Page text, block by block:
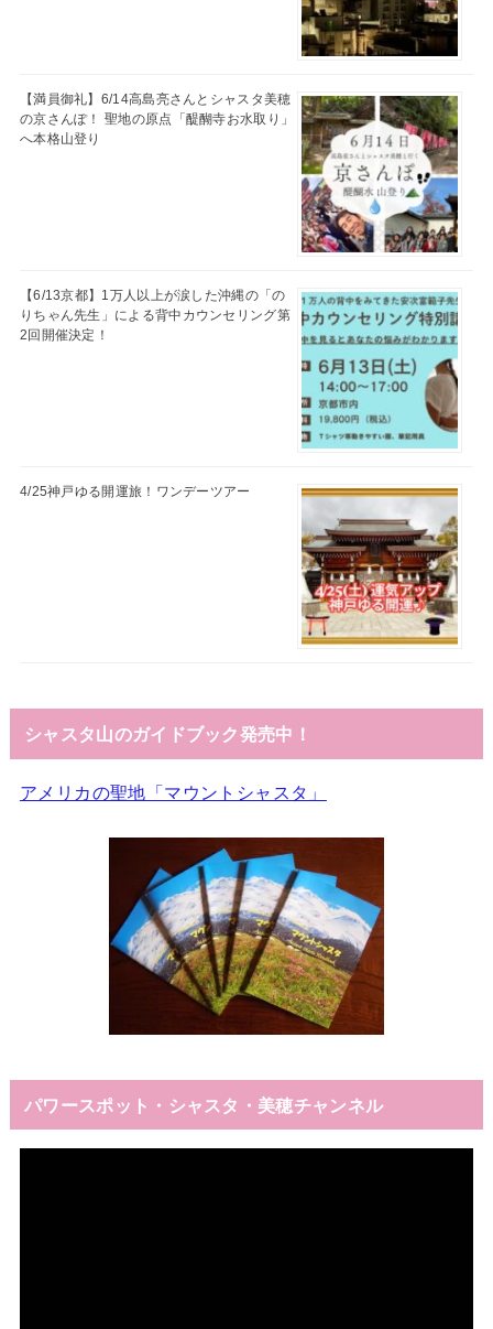
【満員御礼】6/14高島亮さんとシャスタ美穂
の京さんぽ！ 聖地の原点「醍醐寺お水取り」
へ本格山登り
【6/13京都】1万人以上が涙した沖縄の「の
りちゃん先生」による背中カウンセリング第
2回開催決定！
4/25神戸ゆる開運旅！ワンデーツアー
シャスタ山のガイドブック発売中！
アメリカの聖地「マウントシャスタ」
パワースポット・シャスタ・美穂チャンネル